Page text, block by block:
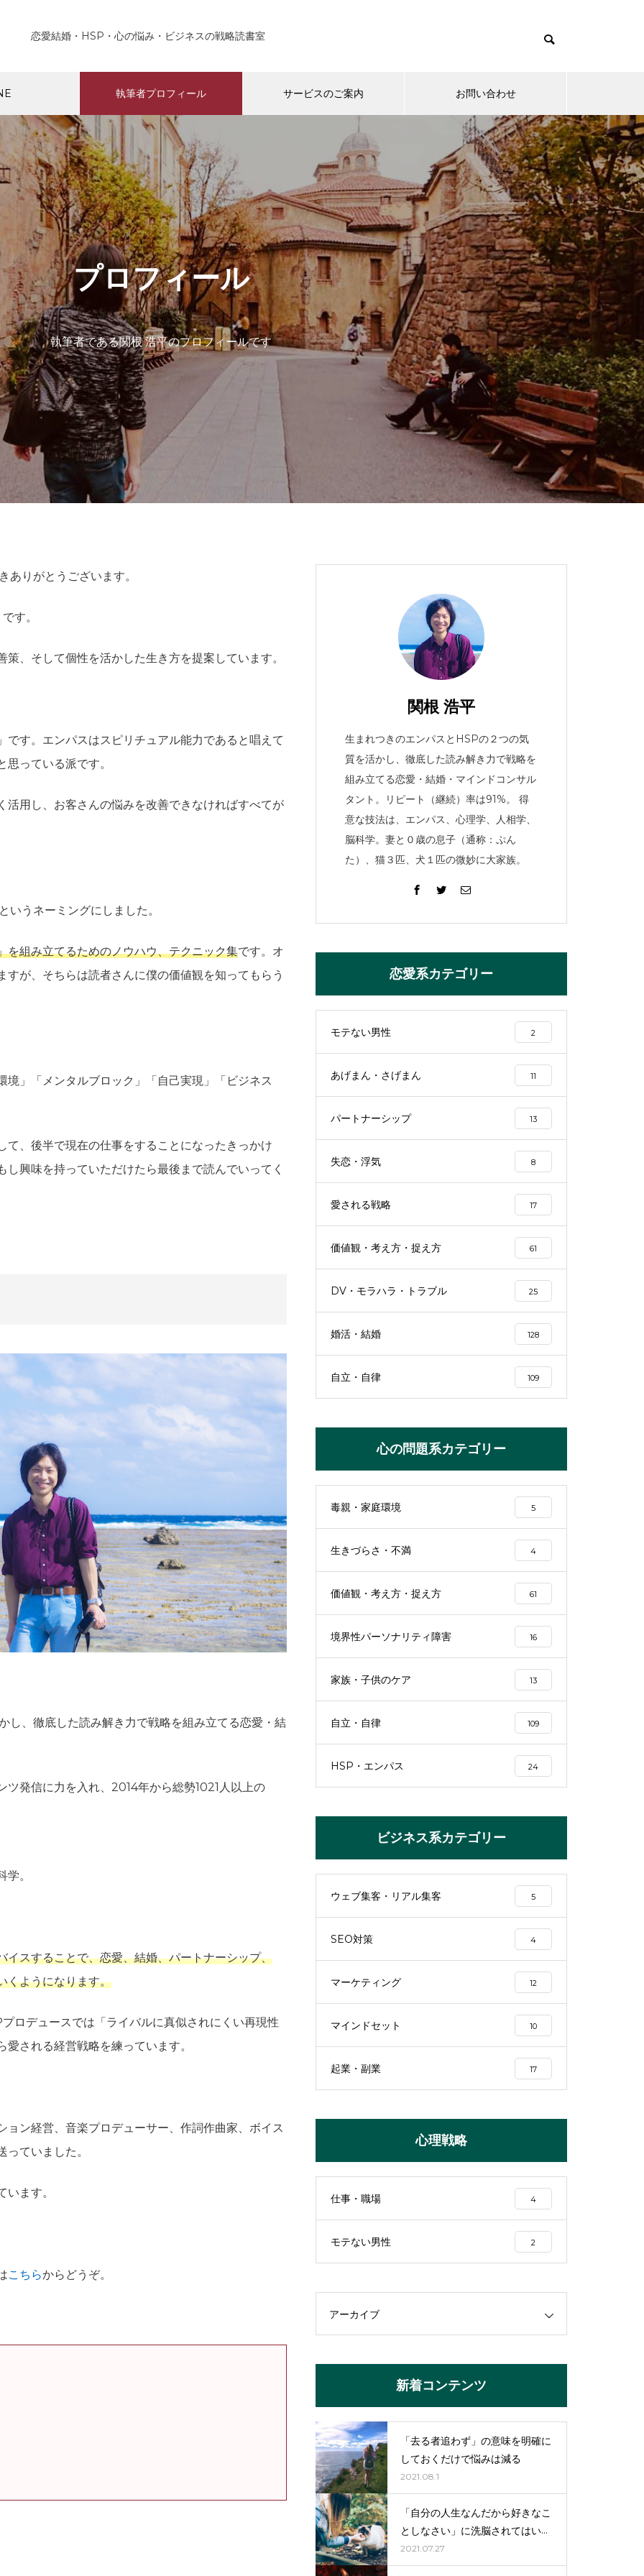
恋愛結婚・HSP・心の悩み・ビジネスの戦略読書室
執筆者プロフィール サービスのご案内 お問い合わせ
新着コンテンツ
エンパス
エンパス気質の人、スピ系
よく言う「嘘がわかる」は
い嘘（詐欺）。
HSP・エンパス
HSPが非HSPの彼（彼女）と同棲
する前に心得ておくこと５選。
仕事・職場
他人の文句ばかり言ってる人への
オススメの対処法。
モテな
女性か
好きに
ご提供中のサービス
メンタルケア・マインドコンサル 結婚パーソナルプロデュース
ホームページ制作
プロフィール
執筆者である関根 浩平のプロフィールです
りがとうございます。
す。
、そして個性を活かした生き方を提案しています。
す。エンパスはスピリチュアル能力であると唱えて
っている派です。
用し、お客さんの悩みを改善できなければすべてが
うネーミングにしました。
を組み立てるためのノウハウ、テクニック集です。オ
が、そちらは読者さんに僕の価値観を知ってもらう
」「メンタルブロック」「自己実現」「ビジネス
、後半で現在の仕事をすることになったきっかけ
興味を持っていただけたら最後まで読んでいってく
し、徹底した読み解き力で戦略を組み立てる恋愛・結
発信に力を入れ、2014年から総勢1021人以上の
。
スすることで、恋愛、結婚、パートナーシップ、
くようになります。
ロデュースでは「ライバルに真似されにくい再現性
される経営戦略を練っています。
ン経営、音楽プロデューサー、作詞作曲家、ボイス
ていました。
ます。
こちらからどうぞ。
関根 浩平
生まれつきのエンパスとHSPの２つの気
質を活かし、徹底した読み解き力で戦略を
組み立てる恋愛・結婚・マインドコンサル
タント。リピート（継続）率は91%。 得
意な技法は、エンパス、心理学、人相学、
脳科学。妻と０歳の息子（通称：ぷん
た）、猫３匹、犬１匹の微妙に大家族。
恋愛系カテゴリー
モテない男性 2
あげまん・さげまん 11
パートナーシップ 13
失恋・浮気 8
愛される戦略 17
価値観・考え方・捉え方 61
DV・モラハラ・トラブル 25
婚活・結婚 128
自立・自律 109
心の問題系カテゴリー
毒親・家庭環境 5
生きづらさ・不満 4
価値観・考え方・捉え方 61
境界性パーソナリティ障害 16
家族・子供のケア 13
自立・自律 109
HSP・エンパス 24
ビジネス系カテゴリー
ウェブ集客・リアル集客 5
SEO対策 4
マーケティング 12
マインドセット 10
起業・副業 17
心理戦略
仕事・職場 4
モテない男性 2
アーカイブ
新着コンテンツ
「去る者追わず」の意味を明確に
しておくだけで悩みは減る
2021.08.1
「自分の人生なんだから好きなこ
としなさい」に洗脳されてはいけ
ない。
2021.07.27